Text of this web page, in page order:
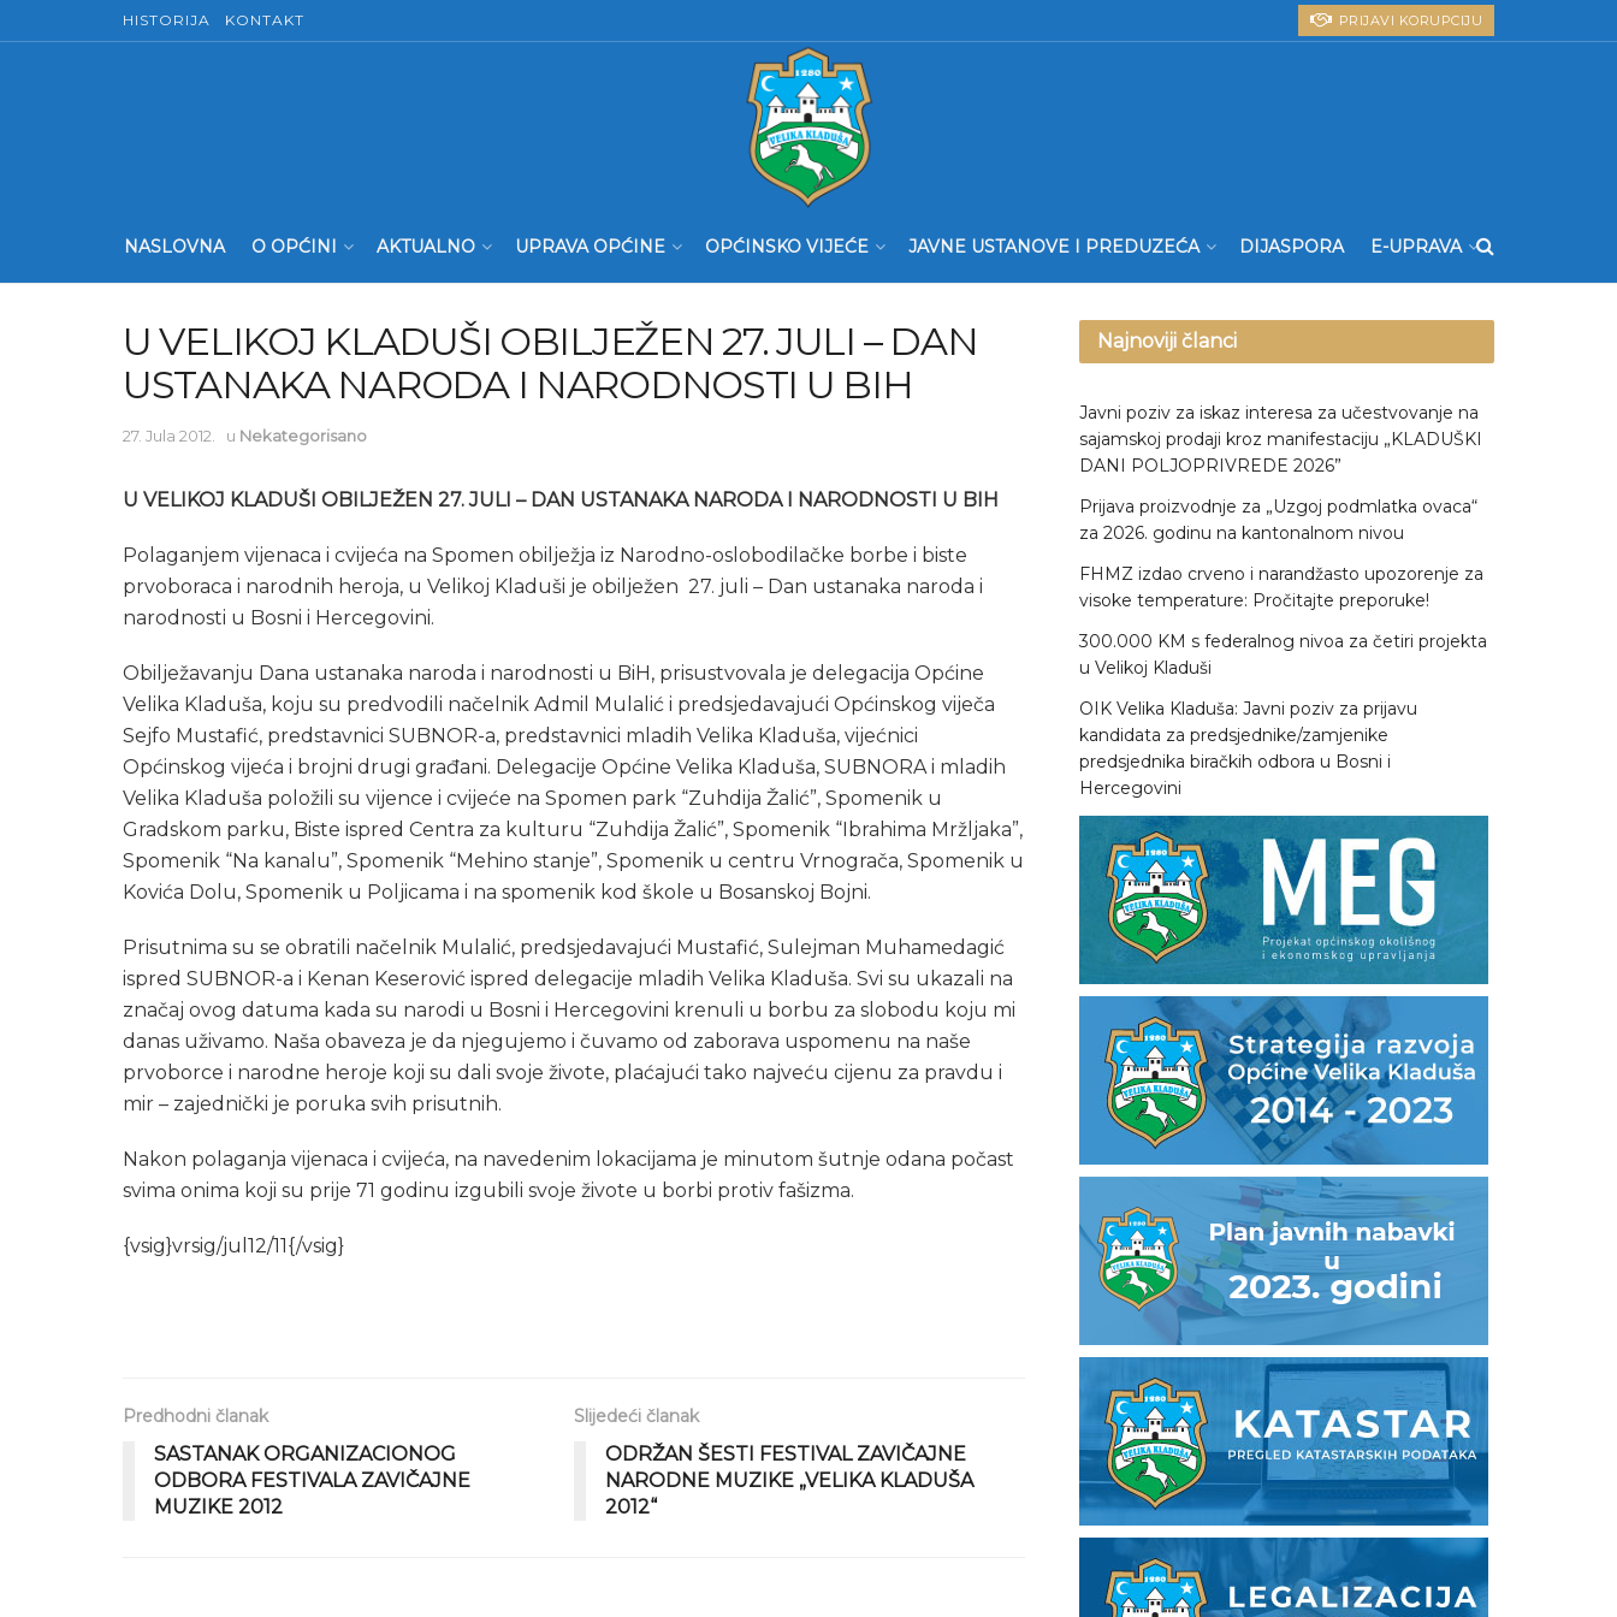
HISTORIJA KONTAKT PRIJAVI KORUPCIJU
NASLOVNA O OPĆINI AKTUALNO UPRAVA OPĆINE OPĆINSKO VIJEĆE JAVNE USTANOVE I PREDUZEĆA DIJASPORA E-UPRAVA
U VELIKOJ KLADUŠI OBILJEŽEN 27. JULI – DAN
USTANAKA NARODA I NARODNOSTI U BIH
27. Jula 2012. u Nekategorisano
U VELIKOJ KLADUŠI OBILJEŽEN 27. JULI – DAN USTANAKA NARODA I NARODNOSTI U BIH
Polaganjem vijenaca i cvijeća na Spomen obilježja iz Narodno-oslobodilačke borbe i biste
prvoboraca i narodnih heroja, u Velikoj Kladuši je obilježen 27. juli – Dan ustanaka naroda i
narodnosti u Bosni i Hercegovini.
Obilježavanju Dana ustanaka naroda i narodnosti u BiH, prisustvovala je delegacija Općine
Velika Kladuša, koju su predvodili načelnik Admil Mulalić i predsjedavajući Općinskog viječa
Sejfo Mustafić, predstavnici SUBNOR-a, predstavnici mladih Velika Kladuša, vijećnici
Općinskog vijeća i brojni drugi građani. Delegacije Općine Velika Kladuša, SUBNORA i mladih
Velika Kladuša položili su vijence i cvijeće na Spomen park “Zuhdija Žalić”, Spomenik u
Gradskom parku, Biste ispred Centra za kulturu “Zuhdija Žalić”, Spomenik “Ibrahima Mržljaka”,
Spomenik “Na kanalu”, Spomenik “Mehino stanje”, Spomenik u centru Vrnograča, Spomenik u
Kovića Dolu, Spomenik u Poljicama i na spomenik kod škole u Bosanskoj Bojni.
Prisutnima su se obratili načelnik Mulalić, predsjedavajući Mustafić, Sulejman Muhamedagić
ispred SUBNOR-a i Kenan Keserović ispred delegacije mladih Velika Kladuša. Svi su ukazali na
značaj ovog datuma kada su narodi u Bosni i Hercegovini krenuli u borbu za slobodu koju mi
danas uživamo. Naša obaveza je da njegujemo i čuvamo od zaborava uspomenu na naše
prvoborce i narodne heroje koji su dali svoje živote, plaćajući tako najveću cijenu za pravdu i
mir – zajednički je poruka svih prisutnih.
Nakon polaganja vijenaca i cvijeća, na navedenim lokacijama je minutom šutnje odana počast
svima onima koji su prije 71 godinu izgubili svoje živote u borbi protiv fašizma.
{vsig}vrsig/jul12/11{/vsig}
Predhodni članak
SASTANAK ORGANIZACIONOG
ODBORA FESTIVALA ZAVIČAJNE
MUZIKE 2012
Slijedeći članak
ODRŽAN ŠESTI FESTIVAL ZAVIČAJNE
NARODNE MUZIKE „VELIKA KLADUŠA
2012“
Najnoviji članci
Javni poziv za iskaz interesa za učestvovanje na
sajamskoj prodaji kroz manifestaciju „KLADUŠKI
DANI POLJOPRIVREDE 2026”
Prijava proizvodnje za „Uzgoj podmlatka ovaca“
za 2026. godinu na kantonalnom nivou
FHMZ izdao crveno i narandžasto upozorenje za
visoke temperature: Pročitajte preporuke!
300.000 KM s federalnog nivoa za četiri projekta
u Velikoj Kladuši
OIK Velika Kladuša: Javni poziv za prijavu
kandidata za predsjednike/zamjenike
predsjednika biračkih odbora u Bosni i
Hercegovini